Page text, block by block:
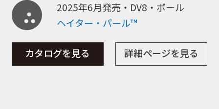
取扱店舗
WEBショップ
2025年6月発売・DV8・ボール
ヘイター・パール™
カタログを見る 詳細ページを見る